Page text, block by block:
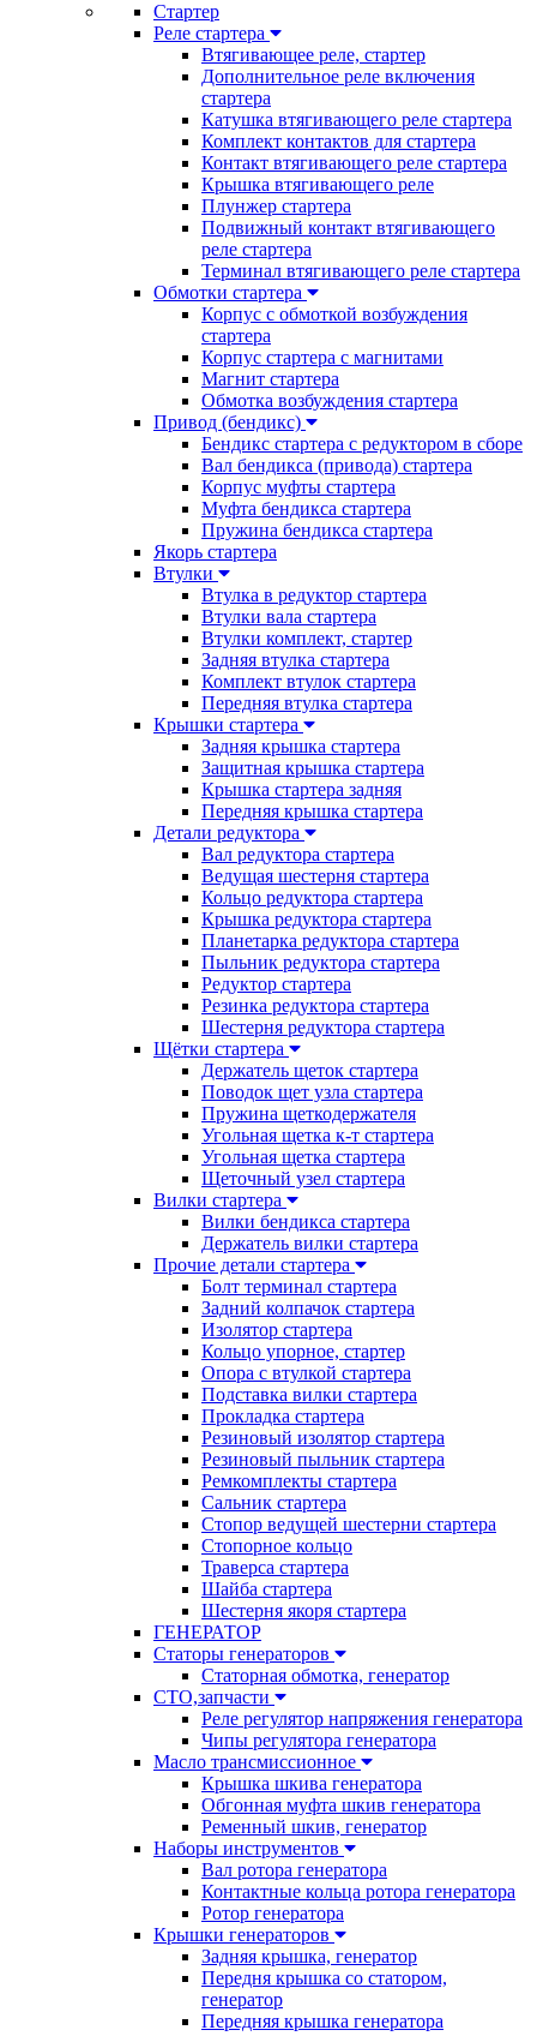
Стартер
Реле стартера
Втягивающее реле, стартер
Дополнительное реле включения
стартера
Катушка втягивающего реле стартера
Комплект контактов для стартера
Контакт втягивающего реле стартера
Крышка втягивающего реле
Плунжер стартера
Подвижный контакт втягивающего
реле стартера
Терминал втягивающего реле стартера
Обмотки стартера
Корпус с обмоткой возбуждения
стартера
Корпус стартера с магнитами
Магнит стартера
Обмотка возбуждения стартера
Привод (бендикс)
Бендикс стартера с редуктором в сборе
Вал бендикса (привода) стартера
Корпус муфты стартера
Муфта бендикса стартера
Пружина бендикса стартера
Якорь стартера
Втулки
Втулка в редуктор стартера
Втулки вала стартера
Втулки комплект, стартер
Задняя втулка стартера
Комплект втулок стартера
Передняя втулка стартера
Крышки стартера
Задняя крышка стартера
Защитная крышка стартера
Крышка стартера задняя
Передняя крышка стартера
Детали редуктора
Вал редуктора стартера
Ведущая шестерня стартера
Кольцо редуктора стартера
Крышка редуктора стартера
Планетарка редуктора стартера
Пыльник редуктора стартера
Редуктор стартера
Резинка редуктора стартера
Шестерня редуктора стартера
Щётки стартера
Держатель щеток стартера
Поводок щет узла стартера
Пружина щеткодержателя
Угольная щетка к-т стартера
Угольная щетка стартера
Щеточный узел стартера
Вилки стартера
Вилки бендикса стартера
Держатель вилки стартера
Прочие детали стартера
Болт терминал стартера
Задний колпачок стартера
Изолятор стартера
Кольцо упорное, стартер
Опора с втулкой стартера
Подставка вилки стартера
Прокладка стартера
Резиновый изолятор стартера
Резиновый пыльник стартера
Ремкомплекты стартера
Сальник стартера
Стопор ведущей шестерни стартера
Стопорное кольцо
Траверса стартера
Шайба стартера
Шестерня якоря стартера
ГЕНЕРАТОР
Статоры генераторов
Статорная обмотка, генератор
СТО,запчасти
Реле регулятор напряжения генератора
Чипы регулятора генератора
Масло трансмиссионное
Крышка шкива генератора
Обгонная муфта шкив генератора
Ременный шкив, генератор
Наборы инструментов
Вал ротора генератора
Контактные кольца ротора генератора
Ротор генератора
Крышки генераторов
Задняя крышка, генератор
Передня крышка со статором,
генератор
Передняя крышка генератора